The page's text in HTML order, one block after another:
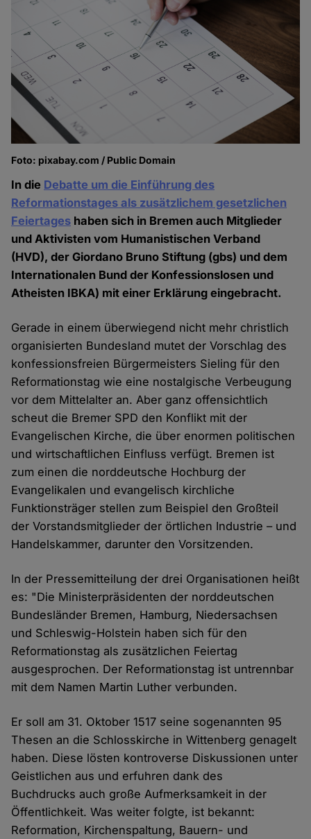
Foto: pixabay.com / Public Domain
In die Debatte um die Einführung des
Reformationstages als zusätzlichem gesetzlichen
Feiertages haben sich in Bremen auch Mitglieder
und Aktivisten vom Humanistischen Verband
(HVD), der Giordano Bruno Stiftung (gbs) und dem
Internationalen Bund der Konfessionslosen und
Atheisten IBKA) mit einer Erklärung eingebracht.
Gerade in einem überwiegend nicht mehr christlich
organisierten Bundesland mutet der Vorschlag des
konfessionsfreien Bürgermeisters Sieling für den
Reformationstag wie eine nostalgische Verbeugung
vor dem Mittelalter an. Aber ganz offensichtlich
scheut die Bremer SPD den Konflikt mit der
Evangelischen Kirche, die über enormen politischen
und wirtschaftlichen Einfluss verfügt. Bremen ist
zum einen die norddeutsche Hochburg der
Evangelikalen und evangelisch kirchliche
Funktionsträger stellen zum Beispiel den Großteil
der Vorstandsmitglieder der örtlichen Industrie – und
Handelskammer, darunter den Vorsitzenden.
In der Pressemitteilung der drei Organisationen heißt
es: "Die Ministerpräsidenten der norddeutschen
Bundesländer Bremen, Hamburg, Niedersachsen
und Schleswig-Holstein haben sich für den
Reformationstag als zusätzlichen Feiertag
ausgesprochen. Der Reformationstag ist untrennbar
mit dem Namen Martin Luther verbunden.
Er soll am 31. Oktober 1517 seine sogenannten 95
Thesen an die Schlosskirche in Wittenberg genagelt
haben. Diese lösten kontroverse Diskussionen unter
Geistlichen aus und erfuhren dank des
Buchdrucks auch große Aufmerksamkeit in der
Öffentlichkeit. Was weiter folgte, ist bekannt:
Reformation, Kirchenspaltung, Bauern- und